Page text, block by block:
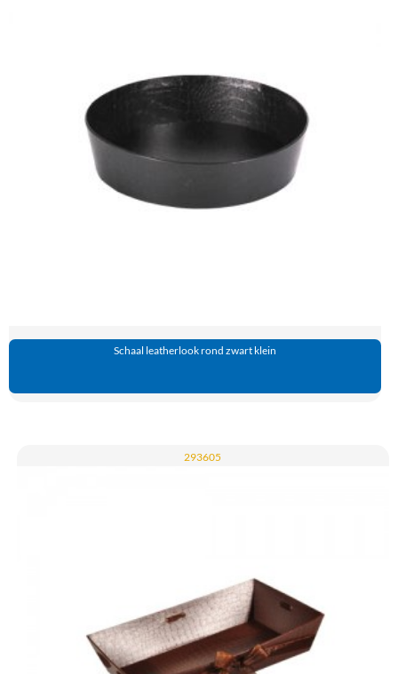
Schaal leatherlook rond zwart klein
293605